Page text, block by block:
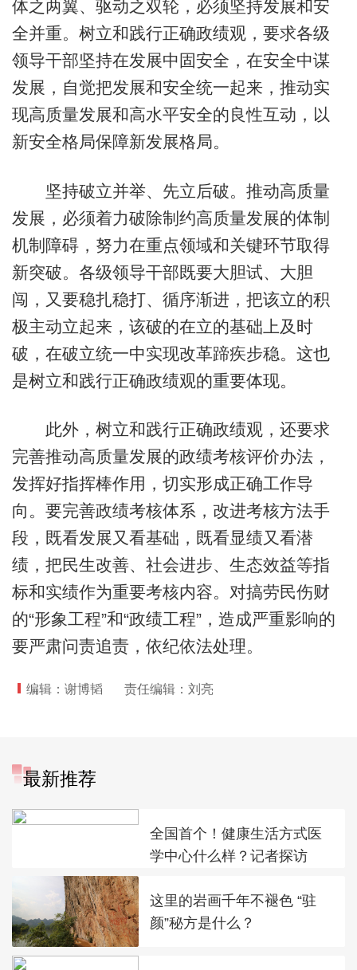
体之两翼、驱动之双轮，必须坚持发展和安
全并重。树立和践行正确政绩观，要求各级
领导干部坚持在发展中固安全，在安全中谋
发展，自觉把发展和安全统一起来，推动实
现高质量发展和高水平安全的良性互动，以
新安全格局保障新发展格局。
坚持破立并举、先立后破。推动高质量
发展，必须着力破除制约高质量发展的体制
机制障碍，努力在重点领域和关键环节取得
新突破。各级领导干部既要大胆试、大胆
闯，又要稳扎稳打、循序渐进，把该立的积
极主动立起来，该破的在立的基础上及时
破，在破立统一中实现改革蹄疾步稳。这也
是树立和践行正确政绩观的重要体现。
此外，树立和践行正确政绩观，还要求
完善推动高质量发展的政绩考核评价办法，
发挥好指挥棒作用，切实形成正确工作导
向。要完善政绩考核体系，改进考核方法手
段，既看发展又看基础，既看显绩又看潜
绩，把民生改善、社会进步、生态效益等指
标和实绩作为重要考核内容。对搞劳民伤财
的“形象工程”和“政绩工程”，造成严重影响的
要严肃问责追责，依纪依法处理。
编辑：谢博韬 责任编辑：刘亮
最新推荐
全国首个！健康生活方式医
学中心什么样？记者探访
这里的岩画千年不褪色 “驻
颜”秘方是什么？